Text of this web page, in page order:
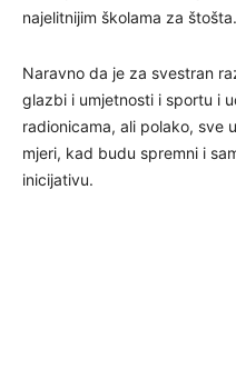
najelitnijim školama za štošta.
Naravno da je za svestran
glazbi i umjetnosti i sportu i
radionicama, ali polako, sve
mjeri, kad budu spremni i
inicijativu.